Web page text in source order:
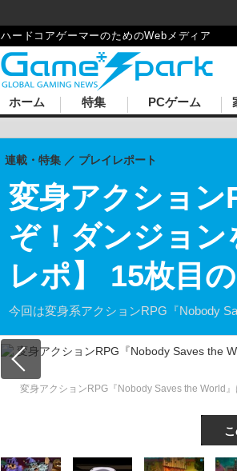
ハードコアゲーマーのためのWebメディア
ホーム 特集 PCゲーム
変身アクショ
ぞ！ダンジョン
レポ】 15枚目
今回は変身系アクションRPG『Nobody
連載・特集 プレイレポート
変身アクションRPG『Nobody Saves the World